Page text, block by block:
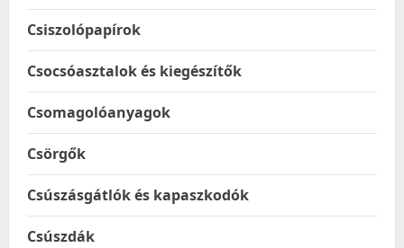
Csiszolópapírok
Csocsóasztalok és kiegészítők
Csomagolóanyagok
Csörgők
Csúszásgátlók és kapaszkodók
Csúszdák